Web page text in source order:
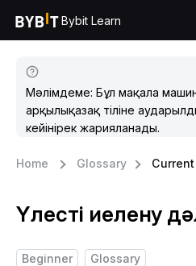
Bybit Learn
Мәлімдеме: Бұл мақала
арқылықазақ тіліне
кейінірек жарияланады.
Home Glossary
Үлесті иелену
Beginner
Glossary